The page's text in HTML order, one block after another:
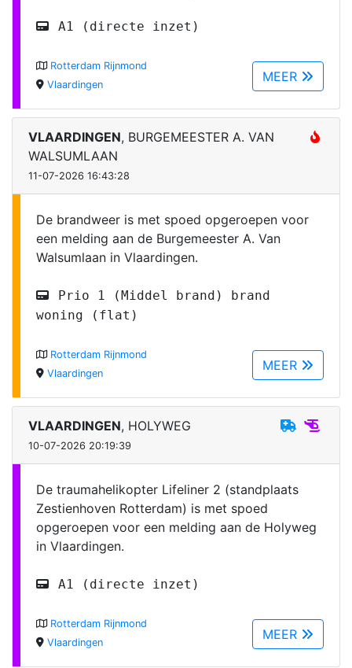
A1 (directe inzet)
MEER
Rotterdam Rijnmond
Vlaardingen
VLAARDINGEN, BURGEMEESTER A. VAN
WALSUMLAAN
11-07-2026 16:43:28
De brandweer is met spoed opgeroepen voor
een melding aan de Burgemeester A. Van
Walsumlaan in Vlaardingen.
Prio 1 (Middel brand) brand
woning (flat)
MEER
Rotterdam Rijnmond
Vlaardingen
VLAARDINGEN, HOLYWEG
10-07-2026 20:19:39
De traumahelikopter Lifeliner 2 (standplaats
Zestienhoven Rotterdam) is met spoed
opgeroepen voor een melding aan de Holyweg
in Vlaardingen.
A1 (directe inzet)
MEER
Rotterdam Rijnmond
Vlaardingen